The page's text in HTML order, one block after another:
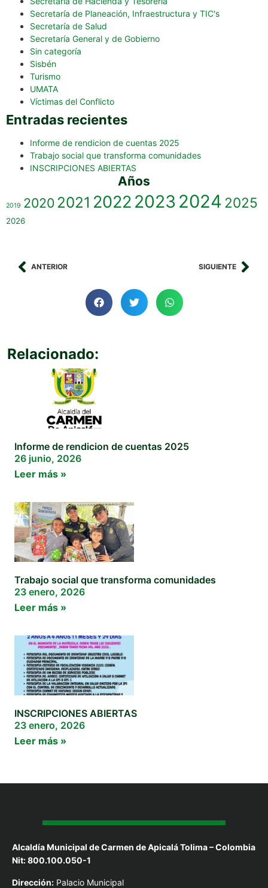
Secretaría de Planeación, Infraestructura y TIC's
Secretaría de Salud
Secretaría General y de Gobierno
Sin categoría
Sisbén
Turismo
UMATA
Víctimas del Conflicto
Entradas recientes
Informe de rendicion de cuentas 2025
Trabajo social que transforma comunidades
INSCRIPCIONES ABIERTAS
Años
2019 20202021 2022 2023 2024 2025
2026
ANTERIOR SIGUIENTE
Relacionado:
Informe de rendicion de cuentas 2025
26 junio, 2026
Leer más »
Trabajo social que transforma comunidades
23 enero, 2026
Leer más »
INSCRIPCIONES ABIERTAS
23 enero, 2026
Leer más »
Alcaldía Municipal de Carmen de Apicalá Tolima – Colombia
Nit: 800.100.050-1
Dirección: Palacio Municipal